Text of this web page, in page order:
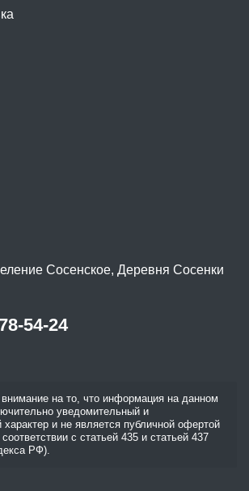
Сосенское, Деревня Сосенки
54-24
на то, что информация на данном
уведомительный и
и не является публичной офертой
с статьей 435 и статьей 437
РФ).